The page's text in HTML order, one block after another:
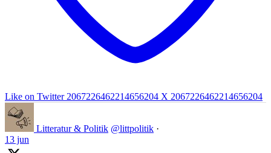
Like on Twitter 2067226462214656204 X 2067226462214656204
Litteratur & Politik @littpolitik ·
13 jun